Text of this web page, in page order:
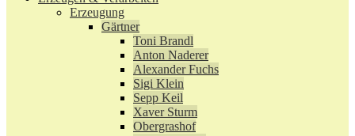
Erzeugung
Gärtner
Toni Brandl
Anton Naderer
Alexander Fuchs
Sigi Klein
Sepp Keil
Xaver Sturm
Obergrashof